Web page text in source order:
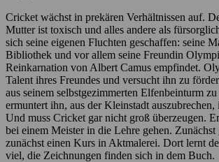
Cricket wächst in prekären Verhältnissen auf.
Mutter ist toxisch und alles andere als
sich seine eigenen Fluchten geschaffen: seine
Bibliothek und vor allem seine Freundin
Reinkarnation von Albert Camus empfindet.
Talent ihres Freundes und versucht ihn zu
aus seinem selbstgezimmerten Elfenbeinturm
ermuntert ihn, aus der Kleinstadt auszubrechen,
Und muss Cricket gar nicht groß überzeugen.
bei einem Meister in die Lehre gehen. Zunächst
zunächst einen Kurs in Aktmalerei. Dort lernt
viel, die Zeichnungen finden sich in dem Buch.